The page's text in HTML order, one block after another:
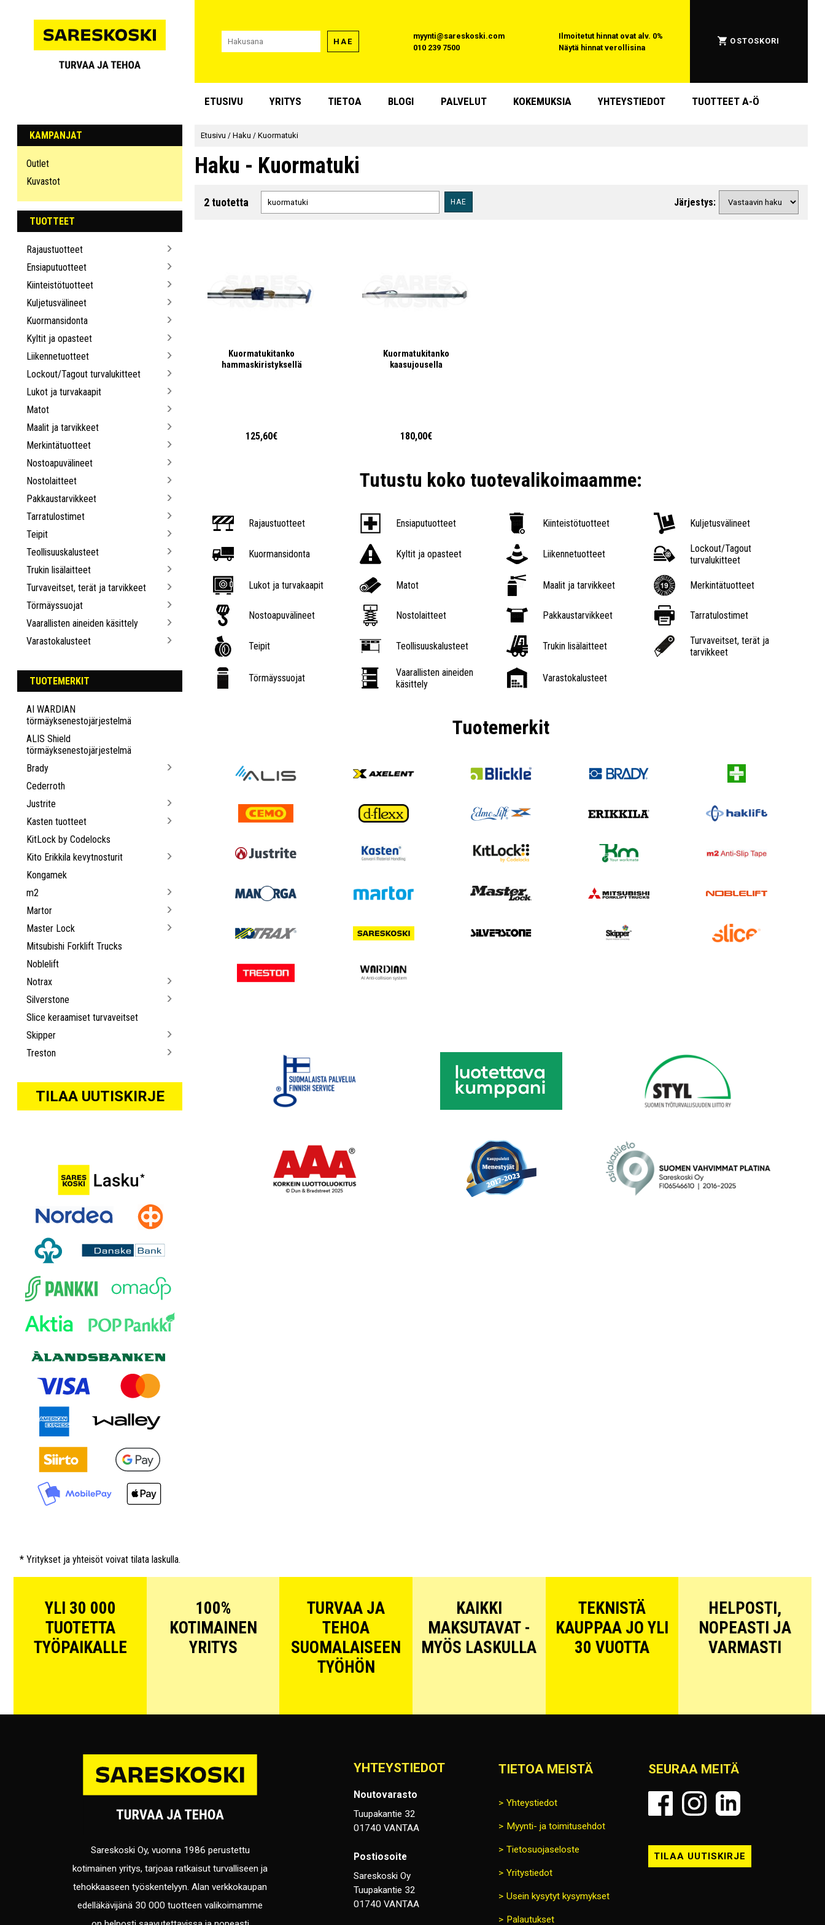
HAE
myynti@sareskoski.com
010 239 7500
Ilmoitetut hinnat ovat alv. 0%
Näytä hinnat verollisina
OSTOSKORI
ETUSIVU YRITYS TIETOA BLOGI PALVELUT KOKEMUKSIA YHTEYSTIEDOT TUOTTEET A-Ö
KAMPANJAT
Outlet
Kuvastot
TUOTTEET
Rajaustuotteet
Ensiaputuotteet
Kiinteistötuotteet
Kuljetusvälineet
Kuormansidonta
Kyltit ja opasteet
Liikennetuotteet
Lockout/Tagout turvalukitteet
Lukot ja turvakaapit
Matot
Maalit ja tarvikkeet
Merkintätuotteet
Nostoapuvälineet
Nostolaitteet
Pakkaustarvikkeet
Tarratulostimet
Teipit
Teollisuuskalusteet
Trukin lisälaitteet
Turvaveitset, terät ja tarvikkeet
Törmäyssuojat
Vaarallisten aineiden käsittely
Varastokalusteet
TUOTEMERKIT
AI WARDIAN
törmäyksenestojärjestelmä
ALIS Shield
törmäyksenestojärjestelmä
Brady
Cederroth
Justrite
Kasten tuotteet
KitLock by Codelocks
Kito Erikkila kevytnosturit
Kongamek
m2
Martor
Master Lock
Mitsubishi Forklift Trucks
Noblelift
Notrax
Silverstone
Slice keraamiset turvaveitset
Skipper
Treston
TILAA UUTISKIRJE
* Yritykset ja yhteisöt voivat tilata laskulla.
Etusivu /Haku /Kuormatuki
Haku - Kuormatuki
2 tuotetta HAE Järjestys:
Kuormatukitanko
hammaskiristyksellä
125,60€
Kuormatukitanko
kaasujousella
180,00€
Tutustu koko tuotevalikoimaamme:
Rajaustuotteet Ensiaputuotteet Kiinteistötuotteet Kuljetusvälineet
Kuormansidonta Kyltit ja opasteet Liikennetuotteet
Lockout/Tagout
turvalukitteet
Lukot ja turvakaapit Matot Maalit ja tarvikkeet Merkintätuotteet
Nostoapuvälineet Nostolaitteet Pakkaustarvikkeet Tarratulostimet
Teipit Teollisuuskalusteet Trukin lisälaitteet
Turvaveitset, terät ja
tarvikkeet
Törmäyssuojat
Vaarallisten aineiden
käsittely
Varastokalusteet
Tuotemerkit
YLI 30 000
TUOTETTA
TYÖPAIKALLE
100%
KOTIMAINEN
YRITYS
TURVAA JA
TEHOA
SUOMALAISEEN
TYÖHÖN
KAIKKI
MAKSUTAVAT -
MYÖS LASKULLA
TEKNISTÄ
KAUPPAA JO YLI
30 VUOTTA
HELPOSTI,
NOPEASTI JA
VARMASTI
Sareskoski Oy, vuonna 1986 perustettu
kotimainen yritys, tarjoaa ratkaisut turvalliseen ja
tehokkaaseen työskentelyyn. Alan verkkokaupan
edelläkävijänä 30 000 tuotteen valikoimamme
YHTEYSTIEDOT
Noutovarasto
Tuupakantie 32
01740 VANTAA
Postiosoite
Sareskoski Oy
Tuupakantie 32
01740 VANTAA
TIETOA MEISTÄ
Yhteystiedot
Myynti- ja toimitusehdot
Tietosuojaseloste
Yritystiedot
Usein kysytyt kysymykset
Palautukset
SEURAA MEITÄ
TILAA UUTISKIRJE